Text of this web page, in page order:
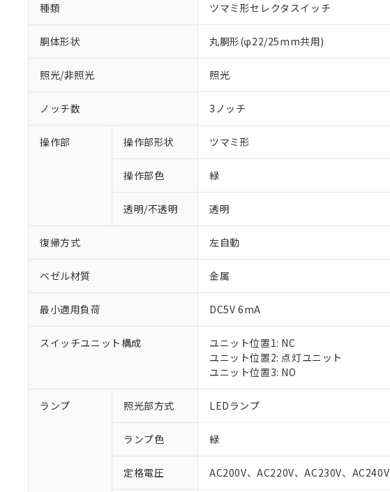
種類 ツマミ形セレクタスイッチ
胴体形状 丸胴形(φ22/25mm共用)
照光/非照光 照光
ノッチ数 3ノッチ
操作部 操作部形状 ツマミ形
操作部色 緑
透明/不透明 透明
復帰方式 左自動
ベゼル材質 金属
最小適用負荷 DC5V 6mA
スイッチユニット構成
ユニット位置1: NC
ユニット位置2: 点灯ユニット
ユニット位置3: NO
ランプ 照光部方式 LEDランプ
ランプ色 緑
定格電圧 AC200V、AC220V、AC230V、AC240V